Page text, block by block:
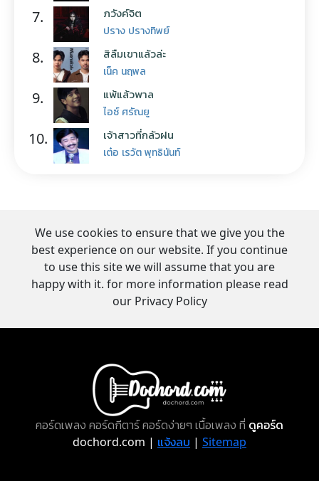
7. ภวังค์จิต
ปราง ปรางทิพย์
8. สิลืมเขาแล้วล่ะ
เน็ค นฤพล
9. แพ้แล้วพาล
ไอซ์ ศรัณยู
10. เจ้าสาวที่กลัวฝน
เต๋อ เรวัต พุทธินันท์
We use cookies to ensure that we give you the
best experience on our website. If you continue
to use this site we will assume that you are
happy with it. for more information please read
our Privacy Policy
คอร์ดเพลง คอร์ดกีตาร์ คอร์ดง่ายๆ เนื้อเพลง ที่ ดูคอร์ด
dochord.com | แจ้งลบ | Sitemap